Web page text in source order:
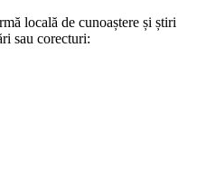
locală de cunoaștere și știri
sau corecturi: